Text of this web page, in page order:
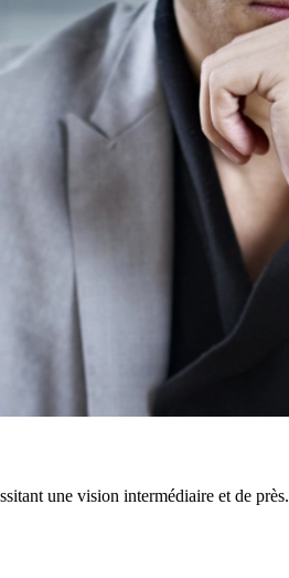
une vision intermédiaire et de près.